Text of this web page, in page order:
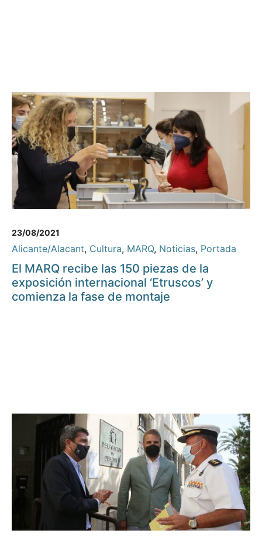
23/08/2021
Alicante/Alacant, Cultura, MARQ, Noticias, Portada
El MARQ recibe las 150 piezas de la
exposición internacional ‘Etruscos’ y
comienza la fase de montaje